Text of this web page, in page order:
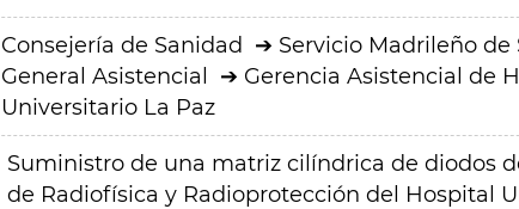
Consejería de Sanidad Servicio Madrileño de
General Asistencial
Gerencia Asistencial de
Universitario La Paz
Suministro de una matriz cilíndrica de diodos
de Radiofísica y Radioprotección del Hospital